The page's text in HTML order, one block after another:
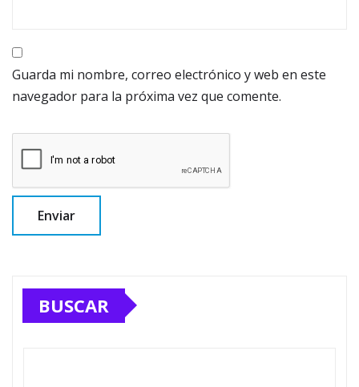
Guarda mi nombre, correo electrónico y web en este
navegador para la próxima vez que comente.
BUSCAR